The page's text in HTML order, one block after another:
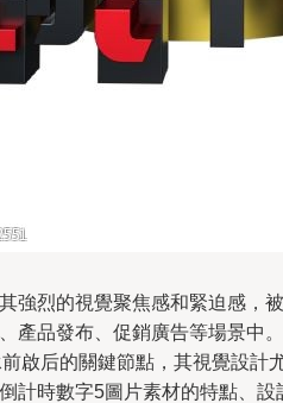
強烈的視覺聚焦感和緊迫感，被
產品發布、促銷廣告等場景中。
啟后的關鍵節點，其視覺設計
計時數字5圖片素材的特點、設